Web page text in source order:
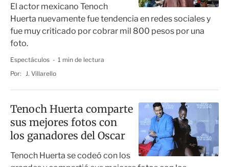
El actor mexicano Tenoch
Huerta nuevamente fue tendencia en redes sociales y
fue muy criticado por cobrar mil 800 pesos por una
foto.
Espectáculos
1 min de lectura
Por: J. Villarello
Tenoch Huerta comparte
sus mejores fotos con
los ganadores del Oscar
Tenoch Huerta se codeó con los